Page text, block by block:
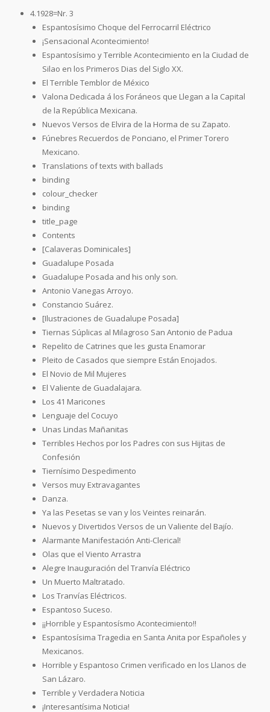
4.1928=Nr. 3
Espantosísimo Choque del Ferrocarril Eléctrico
¡Sensacional Acontecimiento!
Espantosísimo y Terrible Acontecimiento en la Ciudad de
Silao en los Primeros Dias del Siglo XX.
El Terrible Temblor de México
Valona Dedicada á los Foráneos que Llegan a la Capital
de la República Mexicana.
Nuevos Versos de Elvira de la Horma de su Zapato.
Fúnebres Recuerdos de Ponciano, el Primer Torero
Mexicano.
Translations of texts with ballads
binding
colour_checker
binding
title_page
Contents
[Calaveras Dominicales]
Guadalupe Posada
Guadalupe Posada and his only son.
Antonio Vanegas Arroyo.
Constancio Suárez.
[Ilustraciones de Guadalupe Posada]
Tiernas Súplicas al Milagroso San Antonio de Padua
Repelito de Catrines que les gusta Enamorar
Pleito de Casados que siempre Están Enojados.
El Novio de Mil Mujeres
El Valiente de Guadalajara.
Los 41 Maricones
Lenguaje del Cocuyo
Unas Lindas Mañanitas
Terribles Hechos por los Padres con sus Hijitas de
Confesión
Tiernísimo Despedimento
Versos muy Extravagantes
Danza.
Ya las Pesetas se van y los Veintes reinarán.
Nuevos y Divertidos Versos de un Valiente del Bajío.
Alarmante Manifestación Anti-Clerical!
Olas que el Viento Arrastra
Alegre Inauguración del Tranvía Eléctrico
Un Muerto Maltratado.
Los Tranvías Eléctricos.
Espantoso Suceso.
¡¡Horrible y Espantosísmo Acontecimiento!!
Espantosísima Tragedia en Santa Anita por Españoles y
Mexicanos.
Horrible y Espantoso Crimen verificado en los Llanos de
San Lázaro.
Terrible y Verdadera Noticia
¡Interesantísima Noticia!